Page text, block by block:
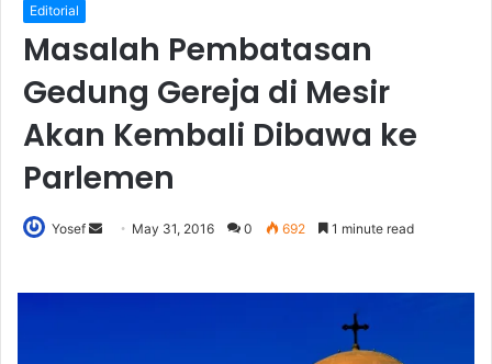
Editorial
Masalah Pembatasan
Gedung Gereja di Mesir
Akan Kembali Dibawa ke
Parlemen
Yosef May 31, 2016 0 692 1 minute read